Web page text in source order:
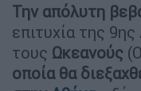
Την απόλυτη
επιτυχία της
τους Ωκεανούς
οποία θα